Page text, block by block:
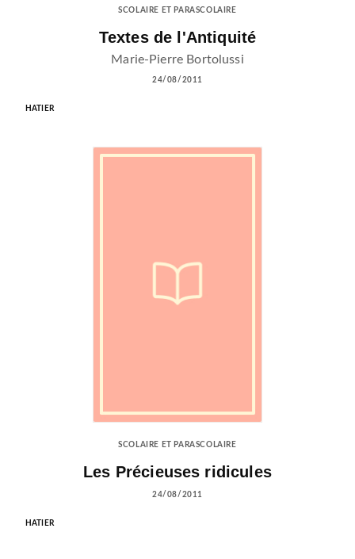
SCOLAIRE ET PARASCOLAIRE
Textes de l'Antiquité
Marie-Pierre Bortolussi
24/08/2011
HATIER
SCOLAIRE ET PARASCOLAIRE
Les Précieuses ridicules
24/08/2011
HATIER